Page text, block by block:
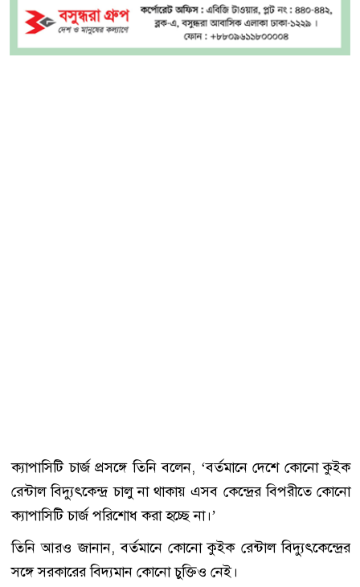
ক্যাপাসিটি চার্জ প্রসঙ্গে তিনি বলেন, ‘বর্তমানে দেশে কোনো কুইক
রেন্টাল বিদ্যুৎকেন্দ্র চালু না থাকায় এসব কেন্দ্রের বিপরীতে কোনো
ক্যাপাসিটি চার্জ পরিশোধ করা হচ্ছে না।’
তিনি আরও জানান, বর্তমানে কোনো কুইক রেন্টাল বিদ্যুৎকেন্দ্রের
সঙ্গে সরকারের বিদ্যমান কোনো চুক্তিও নেই।